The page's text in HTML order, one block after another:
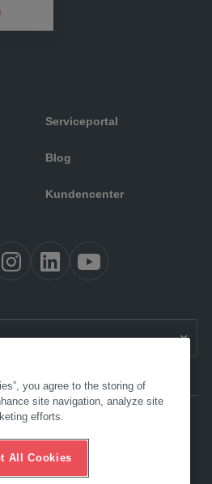
Serviceportal
Blog
Kundencenter
Impressum
AGB
Compliance
you agree to the storing of
site navigation, analyze site
efforts.
All Cookies